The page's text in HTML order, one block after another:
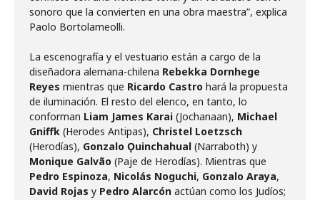
sonoro que la convierten en una obra maestra”, explica
Paolo Bortolameolli.
La escenografía y el vestuario están a cargo de la
diseñadora alemana-chilena Rebekka Dornhege
Reyes mientras que Ricardo Castro hará la propuesta
de iluminación. El resto del elenco, en tanto, lo
conforman Liam James Karai (Jochanaan), Michael
Gniffk (Herodes Antipas), Christel Loetzsch
(Herodías), Gonzalo Ǫuinchahual (Narraboth) y
Monique Galvão (Paje de Herodías). Mientras que
Pedro Espinoza, Nicolás Noguchi, Gonzalo Araya,
David Rojas y Pedro Alarcón actúan como los Judíos;